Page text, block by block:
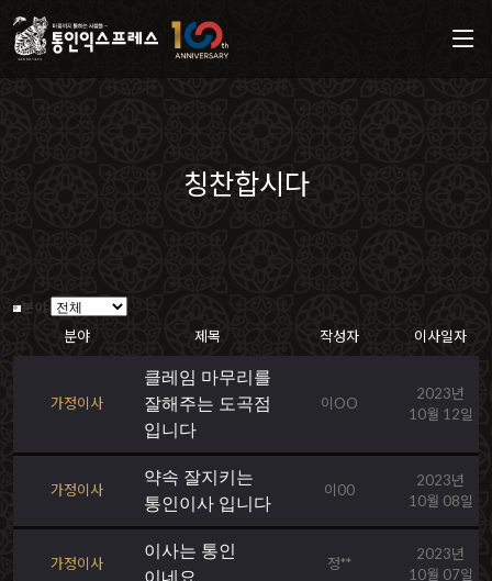
칭찬합시다
분야
분야 제목 작성자 이사일자
가정이사
클레임 마무리를
잘해주는 도곡점
입니다
이OO
2023년
10월 12일
가정이사
약속 잘지키는
통인이사 입니다
이00
2023년
10월 08일
가정이사
이사는 통인
이네요.
정**
2023년
10월 07일